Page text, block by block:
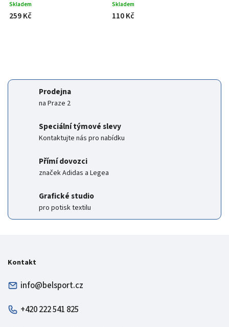
Skladem
259 Kč
Skladem
110 Kč
Prodejna
na Praze 2
Speciální týmové slevy
Kontaktujte nás pro nabídku
Přímí dovozci
značek Adidas a Legea
Grafické studio
pro potisk textilu
Kontakt
info@belsport.cz
+420 222 541 825